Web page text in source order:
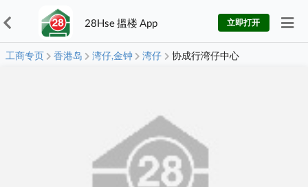
28Hse 搵楼 App 立即打开
工商专页 香港岛 湾仔,金钟 湾仔 协成行湾仔中心